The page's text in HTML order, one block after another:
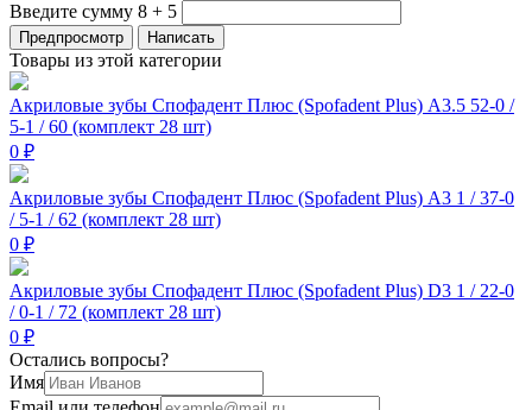
Введите сумму 8 + 5
Товары из этой категории
Акриловые зубы Спофадент Плюс (Spofadent Plus) A3.5 52-0 /
5-1 / 60 (комплект 28 шт)
0 ₽
Акриловые зубы Спофадент Плюс (Spofadent Plus) A3 1 / 37-0
/ 5-1 / 62 (комплект 28 шт)
0 ₽
Акриловые зубы Спофадент Плюс (Spofadent Plus) D3 1 / 22-0
/ 0-1 / 72 (комплект 28 шт)
0 ₽
Остались вопросы?
Имя